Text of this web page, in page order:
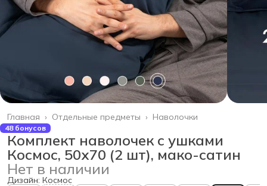
Наволочки
Отдельные предметы ›
Главная ›
48 бонусов
Комплект наволочек с ушками
Космос, 50х70 (2 шт), мако-сатин
Нет в наличии
Дизайн: Космос